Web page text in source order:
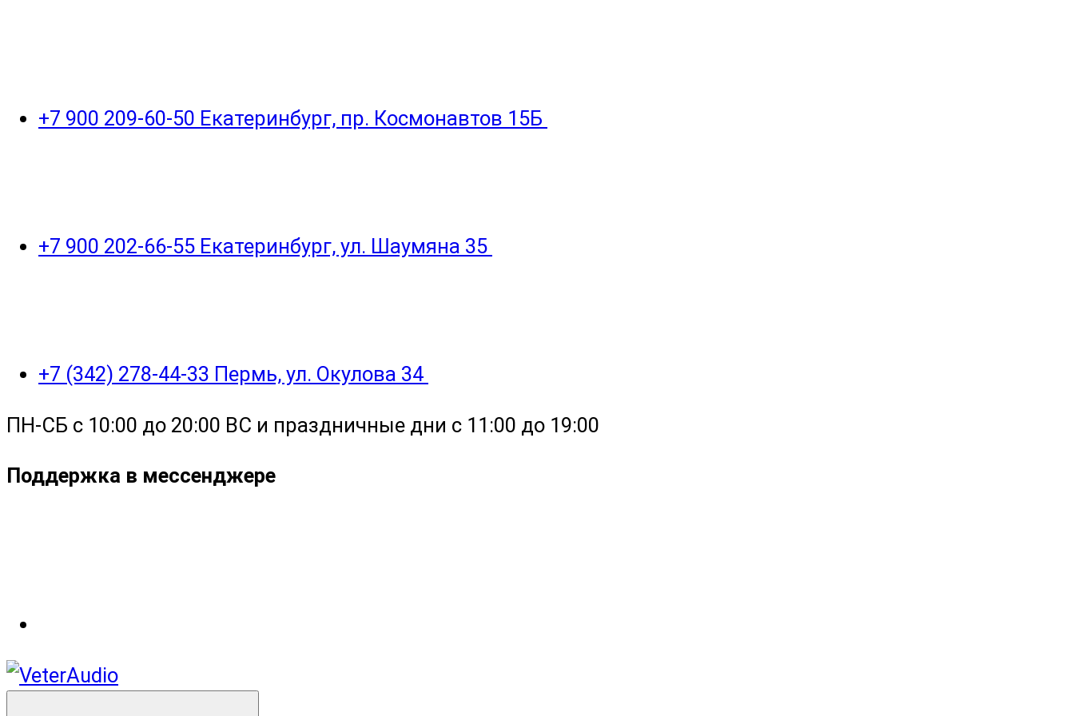
+7 900 209-60-50 Екатеринбург, пр. Космонавтов 15Б
+7 900 202-66-55 Екатеринбург, ул. Шаумяна 35
+7 (342) 278-44-33 Пермь, ул. Окулова 34
ПН-СБ с 10:00 до 20:00 ВС и праздничные дни с 11:00 до 19:00
Поддержка в мессенджере